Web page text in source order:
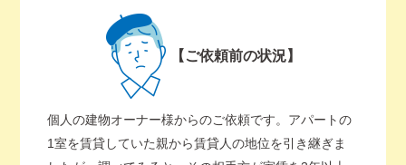
【ご依頼前の状況】
個人の建物オーナー様からのご依頼です。アパートの
1室を賃貸していた親から賃貸人の地位を引き継ぎま